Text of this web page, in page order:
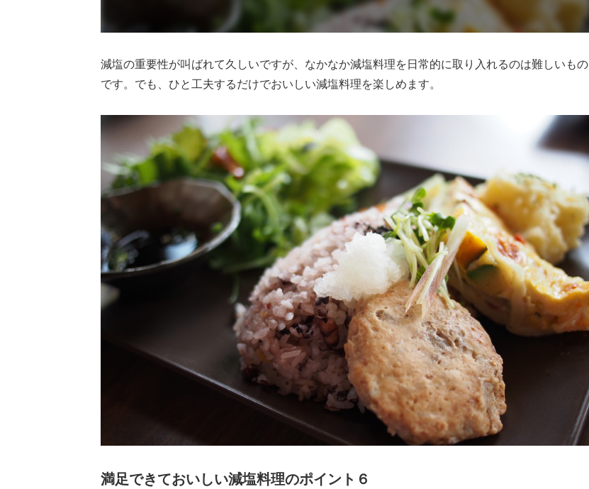
減塩の重要性が叫ばれて久しいですが、なかなか減塩料理を日常的に取り入れるのは難しいもの
です。でも、ひと工夫するだけでおいしい減塩料理を楽しめます。
満足できておいしい減塩料理のポイント６